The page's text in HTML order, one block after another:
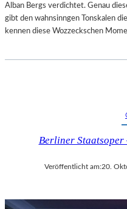
Alban Bergs verdichtet. Genau
gibt den wahnsinngen Tonskalen
kennen diese Wozzeckschen
Berliner
Veröffentlicht am:20.